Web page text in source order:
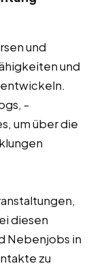
und
und
-
um über die
diesen
Nebenjobs in
zu